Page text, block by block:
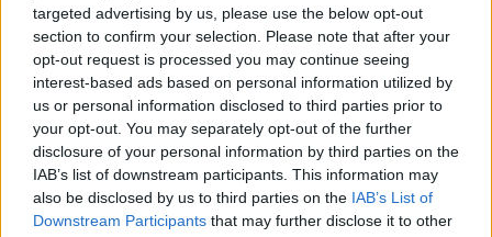
targeted advertising by us, please use the below opt-out
section to confirm your selection. Please note that after your
opt-out request is processed you may continue seeing
interest-based ads based on personal information utilized by
us or personal information disclosed to third parties prior to
your opt-out. You may separately opt-out of the further
disclosure of your personal information by third parties on the
IAB’s list of downstream participants. This information may
also be disclosed by us to third parties on the IAB’s List of
Downstream Participants that may further disclose it to other
9 Αυγούστου, 2026
Λουτράκι: 75χρονος βρέθηκε νεκρός δίπλα σε κάδους
9 Αυγούστου, 2026
Τουρνάς: Πάνω από 400 φωτιές σε 10 ημέρες, από αμέλεια το
90% των περιστατικών